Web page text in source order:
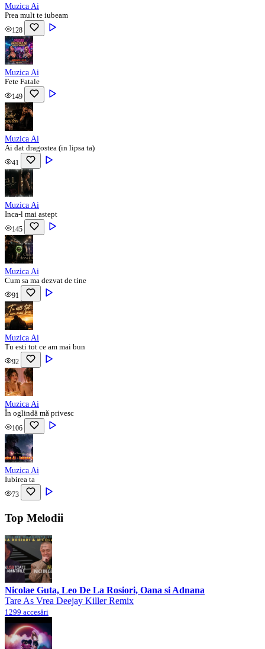
Muzica Ai
Prea mult te iubeam
128
Muzica Ai
Fete Fatale
149
Muzica Ai
Ai dat dragostea (in lipsa ta)
41
Muzica Ai
Inca-l mai astept
145
Muzica Ai
Cum sa ma dezvat de tine
91
Muzica Ai
Tu esti tot ce am mai bun
92
Muzica Ai
În oglindă mă privesc
106
Muzica Ai
Iubirea ta
73
Top Melodii
Nicolae Guta, Leo De La Rosiori, Oana si Adnana
Tare As Vrea Deejay Killer Remix
1299 accesări